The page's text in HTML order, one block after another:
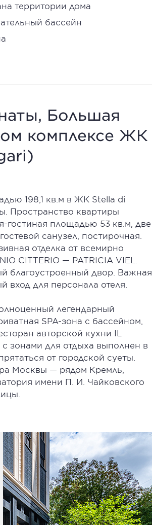
территории дома
бассейн
Большая
комплексе ЖК
198,1 кв.м в ЖК Stella di
Пространство квартиры
гостиная площадью 53 кв.м, две
санузел, постирочная.
отделка от всемирно
CITTERIO — PATRICIA VIEL.
благоустроенный двор. Важная
вход для персонала отеля.
легендарный
SPA-зона с бассейном,
авторской кухни IL
зонами для отдыха выполнен в
от городской суеты.
Москвы — рядом Кремль,
имени П. И. Чайковского